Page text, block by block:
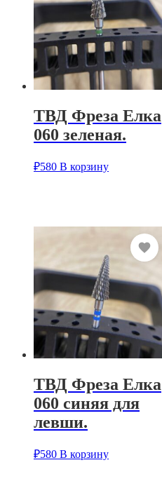
ТВД Фреза Елка
060 зеленая.
₽580 В корзину
ТВД Фреза Елка
060 синяя для
левши.
₽580 В корзину